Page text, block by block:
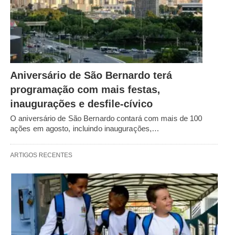
Aniversário de São Bernardo terá
programação com mais festas,
inaugurações e desfile-cívico
O aniversário de São Bernardo contará com mais de 100
ações em agosto, incluindo inaugurações,…
ARTIGOS RECENTES